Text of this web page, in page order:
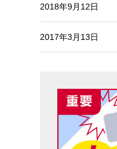
2018年9月12日
2017年3月13日